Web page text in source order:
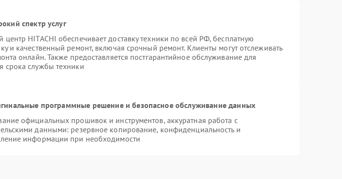
спектр услуг
центр HITACHI обеспечивает доставку техники по всей РФ, бесплатную
и качественный ремонт, включая срочный ремонт. Клиенты могут отслеживать
онлайн. Также предоставляется постгарантийное обслуживание для
срока службы техники
программные решение и безопасное обслуживание данных
официальных прошивок и инструментов, аккуратная работа с
данными: резервное копирование, конфиденциальность и
информации при необходимости